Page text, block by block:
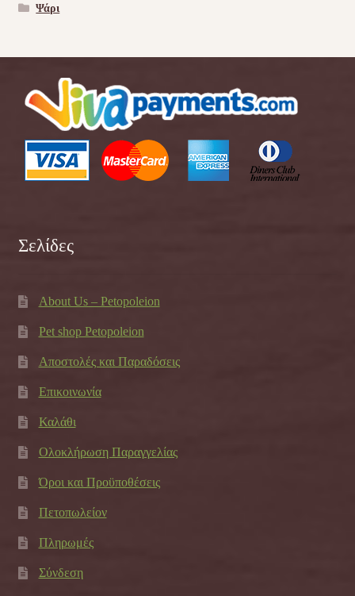
Ψάρι
Σελίδες
About Us – Petopoleion
Pet shop Petopoleion
Αποστολές και Παραδόσεις
Επικοινωνία
Καλάθι
Ολοκλήρωση Παραγγελίας
Όροι και Προϋποθέσεις
Πετοπωλείον
Πληρωμές
Σύνδεση